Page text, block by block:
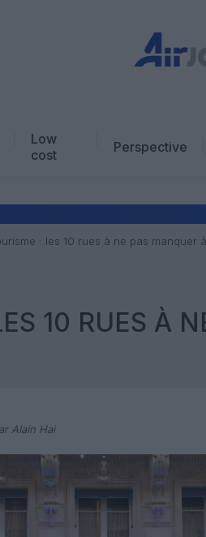
Low
cost
Perspective
: les 10 rues à ne pas manquer
10 RUES À
Alain Hai